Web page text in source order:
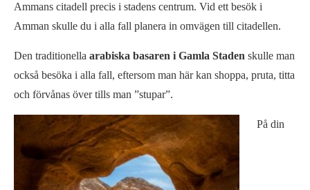
Ammans citadell precis i stadens centrum. Vid ett besök i
Amman skulle du i alla fall planera in omvägen till citadellen.
Den traditionella arabiska basaren i Gamla Staden skulle man
också besöka i alla fall, eftersom man här kan shoppa, pruta, titta
och förvånas över tills man ”stupar”.
På din